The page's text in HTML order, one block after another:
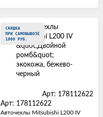
СКИДКА
ПРИ САМОВЫВОЗЕ
1000 РУБ.
Арт: 178112622
Арт: 178112622
Авточехлы Mitsubishi L200 IV